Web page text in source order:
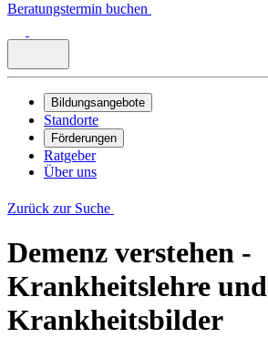
Beratungstermin buchen
Bildungsangebote
Standorte
Förderungen
Ratgeber
Über uns
Zurück zur Suche
Demenz verstehen -
Krankheitslehre und
Krankheitsbilder